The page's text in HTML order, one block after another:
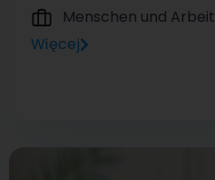
Menschen und Arbeit
Więcej